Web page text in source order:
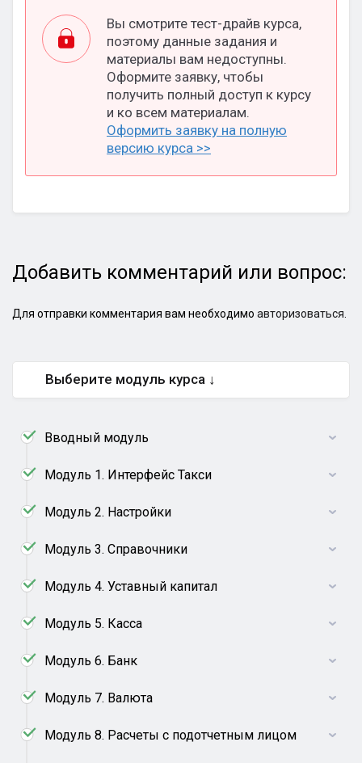
Вы смотрите тест-драйв курса,
поэтому данные задания и
материалы вам недоступны.
Оформите заявку, чтобы
получить полный доступ к курсу
и ко всем материалам.
Оформить заявку на полную
версию курса >>
Добавить комментарий или вопрос:
Для отправки комментария вам необходимо авторизоваться
Выберите модуль курса ↓
Вводный модуль
Модуль 1. Интерфейс Такси
Модуль 2. Настройки
Модуль 3. Справочники
Модуль 4. Уставный капитал
Модуль 5. Касса
Модуль 6. Банк
Модуль 7. Валюта
Модуль 8. Расчеты с подотчетным лицом